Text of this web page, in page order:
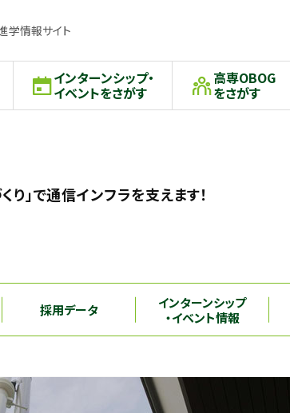
学情報サイト
インターンシップ・
イベントをさがす
高専OBOG
をさがす
り」で通信インフラを支えます！
採用データ
インターンシップ
・イベント情報